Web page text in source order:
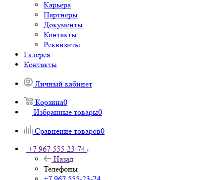
Карьера
Партнеры
Документы
Контакты
Реквизиты
Галерея
Контакты
Личный кабинет
Корзина0
Избранные товары0
Сравнение товаров0
+7 967 555-23-74
Назад
Телефоны